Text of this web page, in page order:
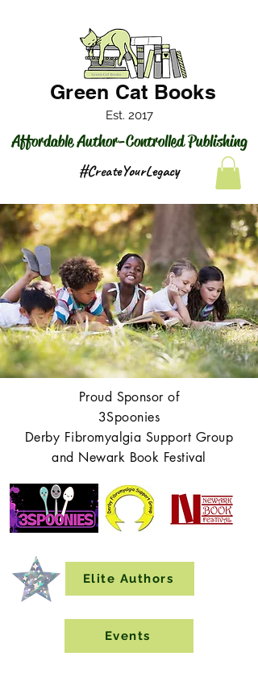
Affordable Author-Controlled Publishing
Green Cat Books
Est. 2017
#CreateYourLegacy
Proud Sponsor of
3Spoonies
Derby Fibromyalgia Support Group
and Newark Book Festival
Elite Authors
Events